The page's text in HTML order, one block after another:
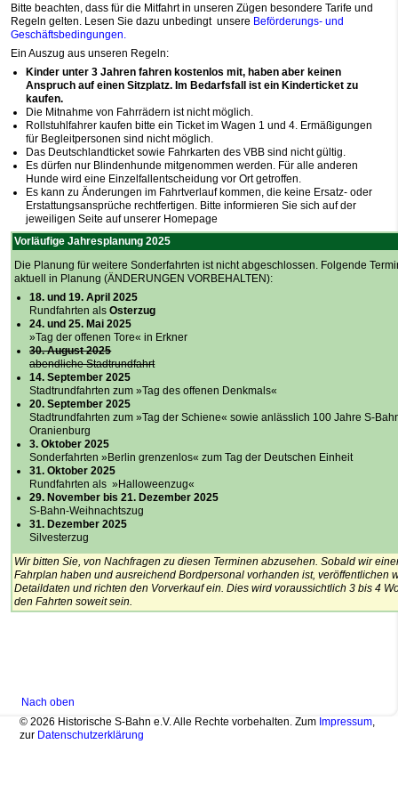
Bitte beachten, dass für die Mitfahrt in unseren Zügen besondere Tarife und
Regeln gelten. Lesen Sie dazu unbedingt unsere Beförderungs- und
Geschäftsbedingungen.
Ein Auszug aus unseren Regeln:
Kinder unter 3 Jahren fahren kostenlos mit, haben aber keinen
Anspruch auf einen Sitzplatz. Im Bedarfsfall ist ein Kinderticket zu
kaufen.
Die Mitnahme von Fahrrädern ist nicht möglich.
Rollstuhlfahrer kaufen bitte ein Ticket im Wagen 1 und 4. Ermäßigungen
für Begleitpersonen sind nicht möglich.
Das Deutschlandticket sowie Fahrkarten des VBB sind nicht gültig.
Es dürfen nur Blindenhunde mitgenommen werden. Für alle anderen
Hunde wird eine Einzelfallentscheidung vor Ort getroffen.
Es kann zu Änderungen im Fahrtverlauf kommen, die keine Ersatz- oder
Erstattungsansprüche rechtfertigen. Bitte informieren Sie sich auf der
jeweiligen Seite auf unserer Homepage
Vorläufige Jahresplanung 2025
Die Planung für weitere Sonderfahrten ist nicht abgeschlossen. Folgende
aktuell in Planung (ÄNDERUNGEN VORBEHALTEN):
18. und 19. April 2025
Rundfahrten alsOsterzug
24. und 25. Mai 2025
»Tag der offenen Tore« in Erkner
30. August 2025
abendliche Stadtrundfahrt
14. September 2025
Stadtrundfahrten zum»Tag des offenen Denkmals«
20. September 2025
Stadtrundfahrten zum»Tag der Schiene« sowieanlässlich 100 Jahre S-
Oranienburg
3. Oktober 2025
Sonderfahrten»Berlin grenzenlos« zum Tag der Deutschen Einheit
31. Oktober 2025
Rundfahrten als »Halloweenzug«
29. November bis 21. Dezember 2025
S-Bahn-Weihnachtszug
31. Dezember 2025
Silvesterzug
Wir bitten Sie, von Nachfragen zu diesen Terminen abzusehen. Sobald wir
Fahrplan haben und ausreichend Bordpersonal vorhanden ist, veröffentlichen
Detaildaten und richten den Vorverkauf ein. Dies wird voraussichtlich 3 bis 4
den Fahrten soweit sein.
Nach oben
© 2026 Historische S-Bahn e.V. Alle Rechte vorbehalten. Zum Impressum,
zur Datenschutzerklärung